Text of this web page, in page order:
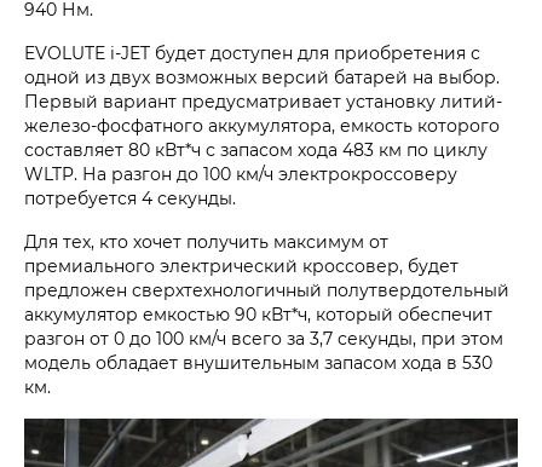
940 Нм.
EVOLUTE i‑JET будет доступен для приобретения с
одной из двух возможных версий батарей на выбор.
Первый вариант предусматривает установку литий-
железо-фосфатного аккумулятора, емкость которого
составляет 80 кВт*ч с запасом хода 483 км по циклу
WLTP. На разгон до 100 км/ч электрокроссоверу
потребуется 4 секунды.
Для тех, кто хочет получить максимум от
премиального электрический кроссовер, будет
предложен сверхтехнологичный полутвердотельный
аккумулятор емкостью 90 кВт*ч, который обеспечит
разгон от 0 до 100 км/ч всего за 3,7 секунды, при этом
модель обладает внушительным запасом хода в 530
км.